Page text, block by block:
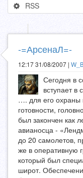
RSS
-=АрсенаЛ=-
12:17 31/08/2007 |
Сегодня в
вступает в
…. для его охраны
готовности,
был закончен как
авианосца -
до 20 самолетов,
же в оперативную
который был
широт.